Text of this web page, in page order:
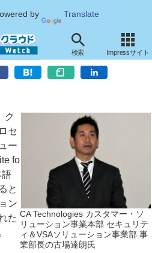
by Translate
検索 Impressサイト
リューションの日本語版を初投入
ロセスを容易に自動化
CA Technologies カスタマー・ソ
リューション事業本部 セキュリテ
ィ＆VSAソリューション事業部 事
業部長の古場達朗氏
ク
セ
ー
fo
語
と
ン
た